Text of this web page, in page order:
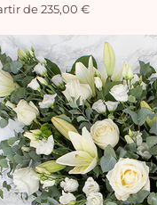
de 235,00 €